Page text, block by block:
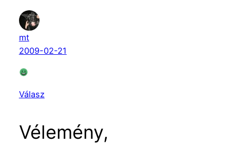
mt
2009-02-21
Válasz
Vélemény,